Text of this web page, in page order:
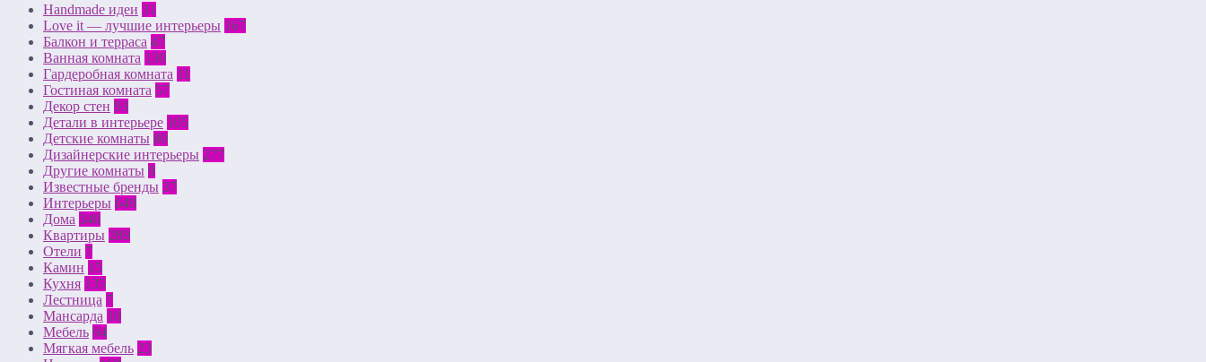
Handmade идеи 31
Love it — лучшие интерьеры 167
Балкон и терраса 47
Ванная комната 130
Гардеробная комната 11
Гостиная комната 57
Декор стен 93
Детали в интерьере 105
Детские комнаты 80
Дизайнерские интерьеры 277
Другие комнаты 9
Известные бренды 37
Интерьеры 649
Дома 340
Квартиры 289
Отели 7
Камин 15
Кухня 135
Лестница 7
Мансарда 10
Мебель 94
Мягкая мебель 23